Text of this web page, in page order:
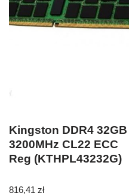
Kingston DDR4 32GB
3200MHz CL22 ECC
Reg (KTHPL43232G)
816,41 zł